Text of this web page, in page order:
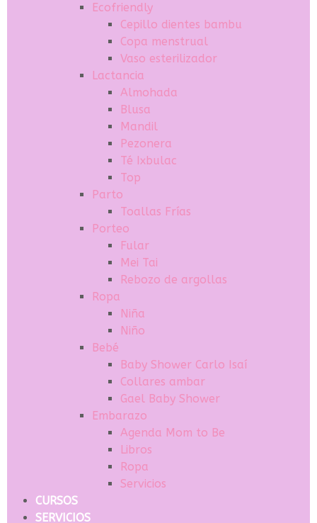
Ecofriendly
Cepillo dientes bambu
Copa menstrual
Vaso esterilizador
Lactancia
Almohada
Blusa
Mandil
Pezonera
Té Ixbulac
Top
Parto
Toallas Frías
Porteo
Fular
Mei Tai
Rebozo de argollas
Ropa
Niña
Niño
Bebé
Baby Shower Carlo Isaí
Collares ambar
Gael Baby Shower
Embarazo
Agenda Mom to Be
Libros
Ropa
Servicios
CURSOS
SERVICIOS